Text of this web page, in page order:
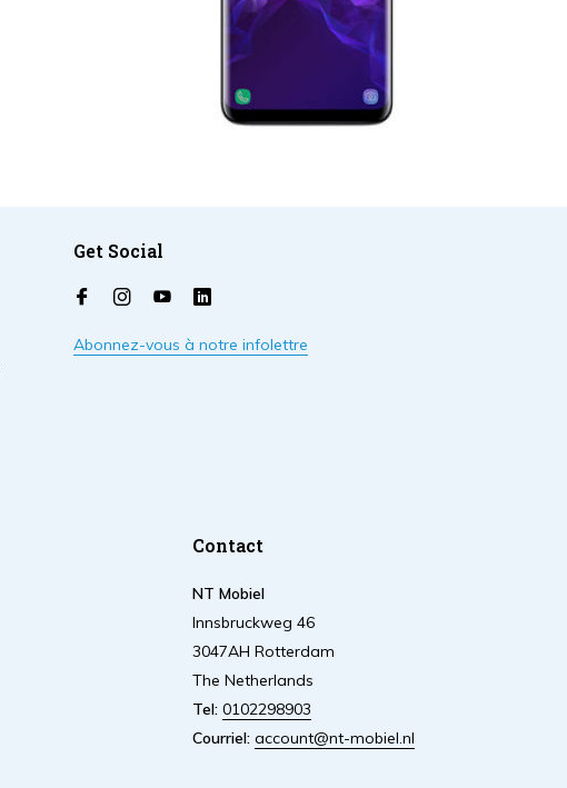
Get Social
Abonnez-vous à notre infolettre
Contact
NT Mobiel
Innsbruckweg 46
3047AH Rotterdam
The Netherlands
Tel: 0102298903
Courriel: account@nt-mobiel.nl